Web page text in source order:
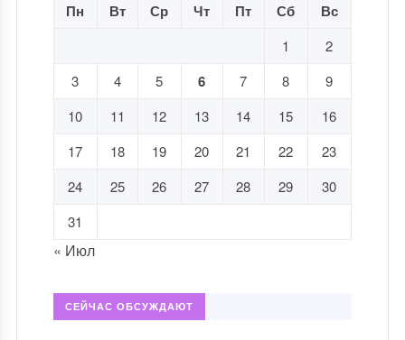
Пн Вт Ср Чт Пт Сб Вс
1
2
3
4 5 6 7 8
9
10
11 12 13 14 15
16
17
18 19 20 21 22
23
24
25 26 27 28 29
30
31
« Июл
СЕЙЧАС ОБСУЖДАЮТ